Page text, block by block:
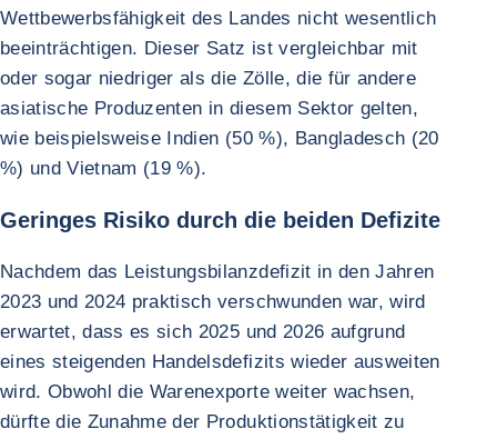
Wettbewerbsfähigkeit des Landes nicht wesentlich
beeinträchtigen. Dieser Satz ist vergleichbar mit
oder sogar niedriger als die Zölle, die für andere
asiatische Produzenten in diesem Sektor gelten,
wie beispielsweise Indien (50 %), Bangladesch (20
%) und Vietnam (19 %).
Geringes Risiko durch die beiden Defizite
Nachdem das Leistungsbilanzdefizit in den Jahren
2023 und 2024 praktisch verschwunden war, wird
erwartet, dass es sich 2025 und 2026 aufgrund
eines steigenden Handelsdefizits wieder ausweiten
wird. Obwohl die Warenexporte weiter wachsen,
dürfte die Zunahme der Produktionstätigkeit zu